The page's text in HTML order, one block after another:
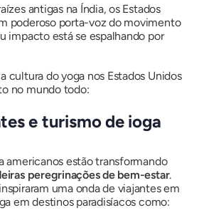
antigas na Índia, os Estados
poderoso porta-voz do movimento
impacto está se espalhando por
cultura do yoga nos Estados Unidos
no mundo todo:
e turismo de ioga
americanos estão transformando
peregrinações de bem-estar.
uma onda de viajantes em
em destinos paradisíacos como: